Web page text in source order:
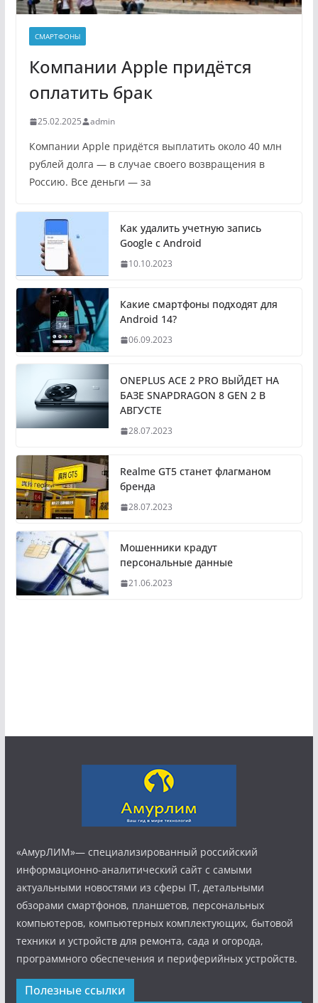
СМАРТФОНЫ
Компании Apple придётся
оплатить брак
25.02.2025 admin
Компании Apple придётся выплатить около 40 млн
рублей долга — в случае своего возвращения в
Россию. Все деньги — за
Как удалить учетную запись
Google с Android
10.10.2023
Какие смартфоны подходят для
Android 14?
06.09.2023
ONEPLUS ACE 2 PRO ВЫЙДЕТ НА
БАЗЕ SNAPDRAGON 8 GEN 2 В
АВГУСТЕ
28.07.2023
Realme GT5 станет флагманом
бренда
28.07.2023
Мошенники крадут
персональные данные
21.06.2023
«АмурЛИМ»— специализированный российский
информационно-аналитический сайт с самыми
актуальными новостями из сферы IT, детальными
обзорами смартфонов, планшетов, персональных
компьютеров, компьютерных комплектующих, бытовой
техники и устройств для ремонта, сада и огорода,
программного обеспечения и периферийных устройств.
Полезные ссылки